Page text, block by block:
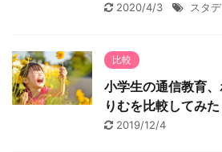
2020/4/3 スタ
比較
小学生の通信教育
りむを比較してみた
2019/12/4